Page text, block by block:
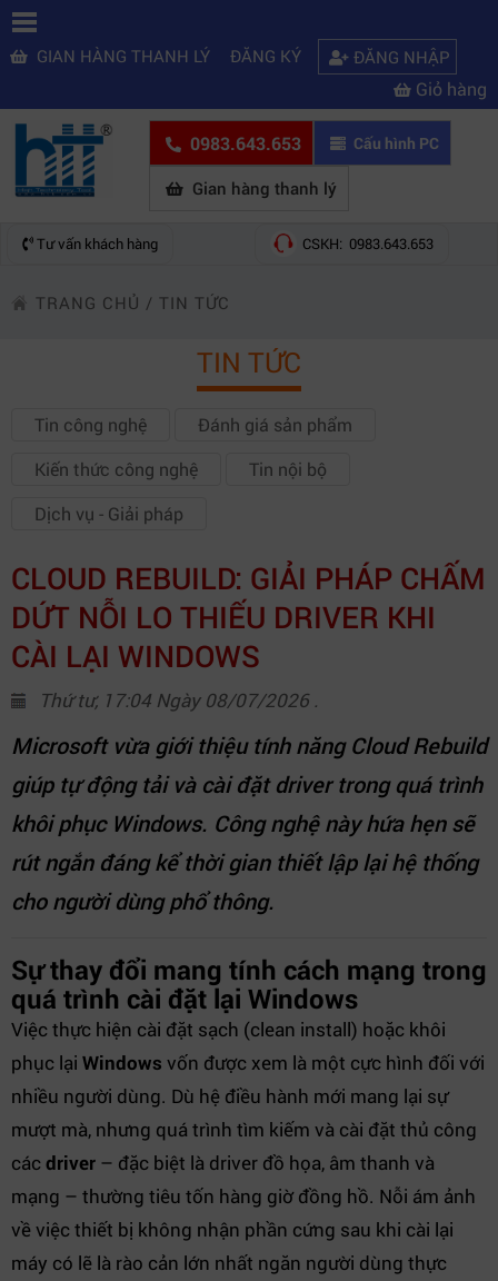
GIAN HÀNG THANH LÝ ĐĂNG KÝ ĐĂNG NHẬP
Giỏ hàng
0983.643.653 Cấu hình PC
Gian hàng thanh lý
Tư vấn khách hàng CSKH: 0983.643.653
TRANG CHỦ / TIN TỨC
TIN TỨC
Tin công nghệ
Đánh giá sản phẩm
Kiến thức công nghệ
Tin nội bộ
Dịch vụ - Giải pháp
CLOUD REBUILD: GIẢI PHÁP CHẤM
DỨT NỖI LO THIẾU DRIVER KHI
CÀI LẠI WINDOWS
Thứ tư, 17:04 Ngày 08/07/2026 .
Microsoft vừa giới thiệu tính năng Cloud Rebuild
giúp tự động tải và cài đặt driver trong quá trình
khôi phục Windows. Công nghệ này hứa hẹn sẽ
rút ngắn đáng kể thời gian thiết lập lại hệ thống
cho người dùng phổ thông.
Sự thay đổi mang tính cách mạng trong
quá trình cài đặt lại Windows
Việc thực hiện cài đặt sạch (clean install) hoặc khôi
phục lại Windows vốn được xem là một cực hình đối với
nhiều người dùng. Dù hệ điều hành mới mang lại sự
mượt mà, nhưng quá trình tìm kiếm và cài đặt thủ công
cácdriver – đặc biệt là driver đồ họa, âm thanh và
mạng – thường tiêu tốn hàng giờ đồng hồ. Nỗi ám ảnh
về việc thiết bị không nhận phần cứng sau khi cài lại
máy có lẽ là rào cản lớn nhất ngăn người dùng thực